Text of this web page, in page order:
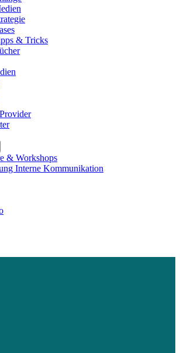
& Tricks
& Workshops
Interne Kommunikation